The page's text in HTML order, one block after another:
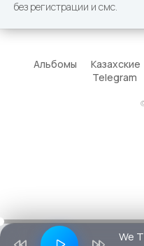
без регистрации и смс.
Альбомы Казахские
Telegram
We